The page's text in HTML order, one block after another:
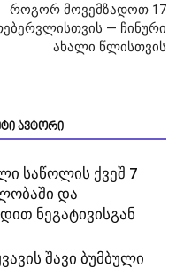
როგორ მოვემზადოთ 17
— ჩინური
ახალი წლისთვის
ავტორი
საწოლის ქვეშ 7
და
ნეგატივისგან
შავი ბუმბული